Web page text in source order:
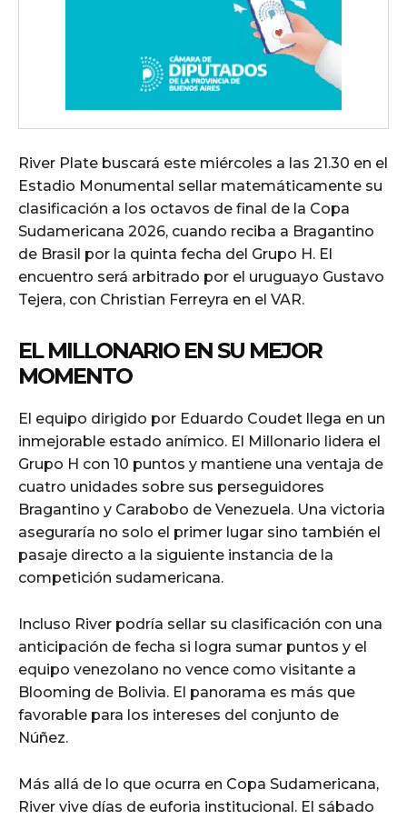
River Plate buscará este miércoles a las 21.30 en el
Estadio Monumental sellar matemáticamente su
clasificación a los octavos de final de la Copa
Sudamericana 2026, cuando reciba a Bragantino
de Brasil por la quinta fecha del Grupo H. El
encuentro será arbitrado por el uruguayo Gustavo
Tejera, con Christian Ferreyra en el VAR.
EL MILLONARIO EN SU MEJOR
MOMENTO
El equipo dirigido por Eduardo Coudet llega en un
inmejorable estado anímico. El Millonario lidera el
Grupo H con 10 puntos y mantiene una ventaja de
cuatro unidades sobre sus perseguidores
Bragantino y Carabobo de Venezuela. Una victoria
aseguraría no solo el primer lugar sino también el
pasaje directo a la siguiente instancia de la
competición sudamericana.
Incluso River podría sellar su clasificación con una
anticipación de fecha si logra sumar puntos y el
equipo venezolano no vence como visitante a
Blooming de Bolivia. El panorama es más que
favorable para los intereses del conjunto de
Núñez.
Más allá de lo que ocurra en Copa Sudamericana,
River vive días de euforia institucional. El sábado